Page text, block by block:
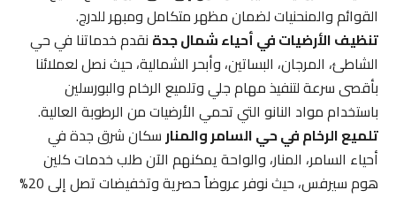
القوائم والمنحنيات لضمان مظهر متكامل ومبهر للدرج.
تنظيف الأرضيات في أحياء شمال جدةنقدم خدماتنا في حي
الشاطئ، المرجان، البساتين، وأبحر الشمالية، حيث نصل لعملائنا
بأقصى سرعة لتنفيذ مهام جلي وتلميع الرخام والبورسلين
باستخدام مواد النانو التي تحمي الأرضيات من الرطوبة العالية.
تلميع الرخام في حي السامر والمنارسكان شرق جدة في
أحياء السامر، المنار، والواحة يمكنهم الآن طلب خدمات كلين
هوم سيرفس، حيث نوفر عروضاً حصرية وتخفيضات تصل إلى 20%